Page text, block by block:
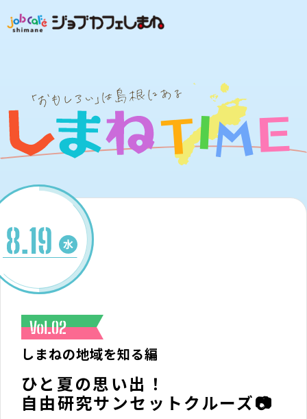
しまねの地域を知る編
ひと夏の思い出！
自由研究サンセットクルーズ📷